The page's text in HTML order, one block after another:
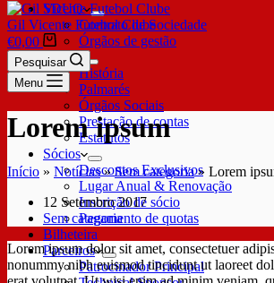
SDUQ
Contrato de Sociedade
Órgãos de gestão
Clube
História
Palmarés
Órgãos Sociais
Prestação de contas
Estatutos
Sócios
Descontos Exclusivos
Lugar Anual & Renovação
Inscrição de sócio
Pagamento de quotas
Bilheteira
Parceiros
Patrocinador Principal
Gil Vicente Futebol Clube
€0,00
Pesquisar
Menu
Lorem ipsum
Início » Notícias»Sem categoria» Lorem
12 Setembro 2017
Sem categoria
Lorem ipsum dolor sit amet, consectetuer
nonummy nibh euismod tincidunt ut laoreet